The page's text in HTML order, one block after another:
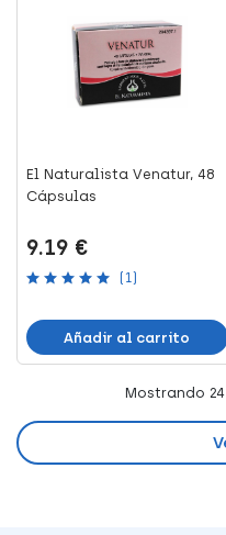
El Naturalista Venatur, 48
Cápsulas
9.19 €
(1)
Añadir al carrito
Mostrando 24